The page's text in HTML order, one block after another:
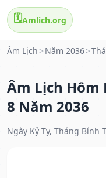
🗓️Amlich.org
Âm Lịch > Năm 2036>
Âm Lịch Hôm
8 Năm 2036
Ngày Kỷ Tỵ, Tháng Bính